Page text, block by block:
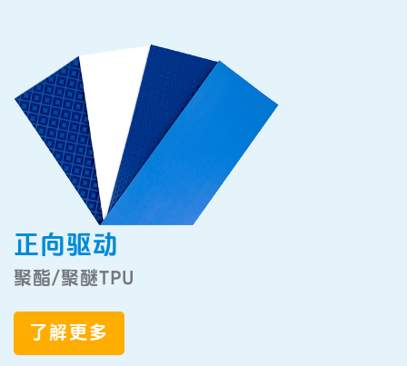
正向驱动
聚酯/聚醚TPU
了解更多